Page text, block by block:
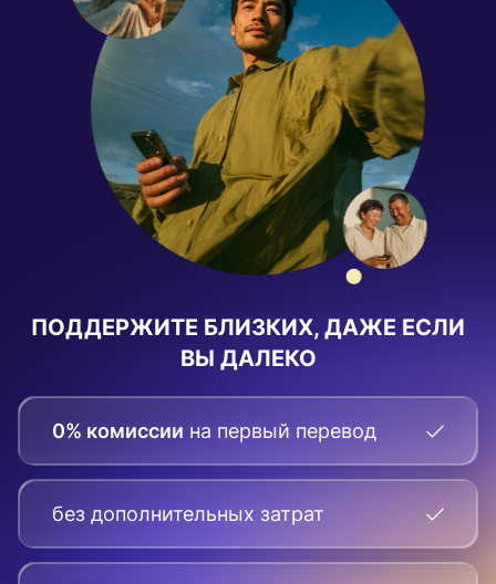
ПОДДЕРЖИТЕ БЛИЗКИХ, ДАЖЕ ЕСЛИ
ВЫ ДАЛЕКО
0% комиссии на первый перевод
без дополнительных затрат